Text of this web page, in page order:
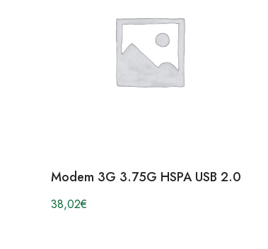
Modem 3G 3.75G HSPA USB 2.0
38,02€